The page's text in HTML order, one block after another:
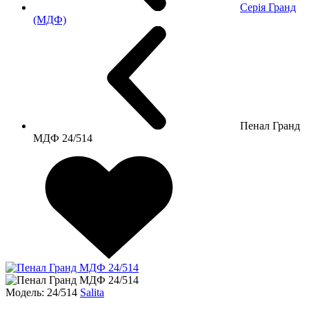
Серія Гранд
(МДФ)
Пенал Гранд
МДФ 24/514
Модель: 24/514 Salita